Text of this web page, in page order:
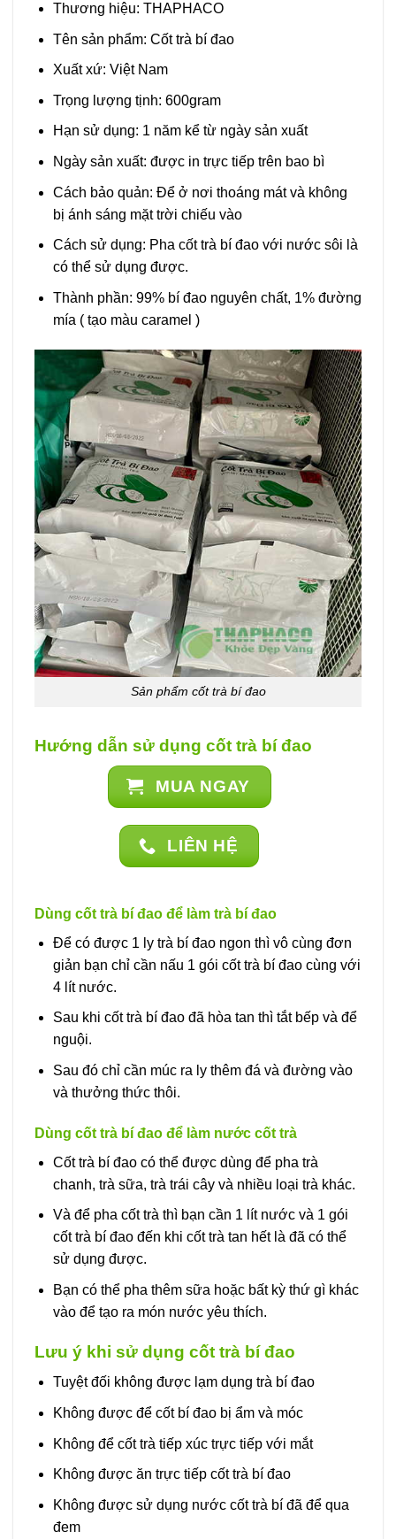
Thương hiệu: THAPHACO
Tên sản phẩm: Cốt trà bí đao
Xuất xứ: Việt Nam
Trọng lượng tịnh: 600gram
Hạn sử dụng: 1 năm kể từ ngày sản xuất
Ngày sản xuất: được in trực tiếp trên bao bì
Cách bảo quản: Để ở nơi thoáng mát và không
bị ánh sáng mặt trời chiếu vào
Cách sử dụng: Pha cốt trà bí đao với nước sôi là
có thể sử dụng được.
Thành phần: 99% bí đao nguyên chất, 1% đường
mía ( tạo màu caramel )
Sản phẩm cốt trà bí đao
Hướng dẫn sử dụng cốt trà bí đao
MUA NGAY
LIÊN HỆ
Dùng cốt trà bí đao để làm trà bí đao
Để có được 1 ly trà bí đao ngon thì vô cùng đơn
giản bạn chỉ cần nấu 1 gói cốt trà bí đao cùng với
4 lít nước.
Sau khi cốt trà bí đao đã hòa tan thì tắt bếp và để
nguội.
Sau đó chỉ cần múc ra ly thêm đá và đường vào
và thưởng thức thôi.
Dùng cốt trà bí đao để làm nước cốt trà
Cốt trà bí đao có thể được dùng để pha trà
chanh, trà sữa, trà trái cây và nhiều loại trà khác.
Và để pha cốt trà thì bạn cần 1 lít nước và 1 gói
cốt trà bí đao đến khi cốt trà tan hết là đã có thể
sử dụng được.
Bạn có thể pha thêm sữa hoặc bất kỳ thứ gì khác
vào để tạo ra món nước yêu thích.
Lưu ý khi sử dụng cốt trà bí đao
Tuyệt đối không được lạm dụng trà bí đao
Không được để cốt bí đao bị ẩm và móc
Không để cốt trà tiếp xúc trực tiếp với mắt
Không được ăn trực tiếp cốt trà bí đao
Không được sử dụng nước cốt trà bí đã để qua
đem